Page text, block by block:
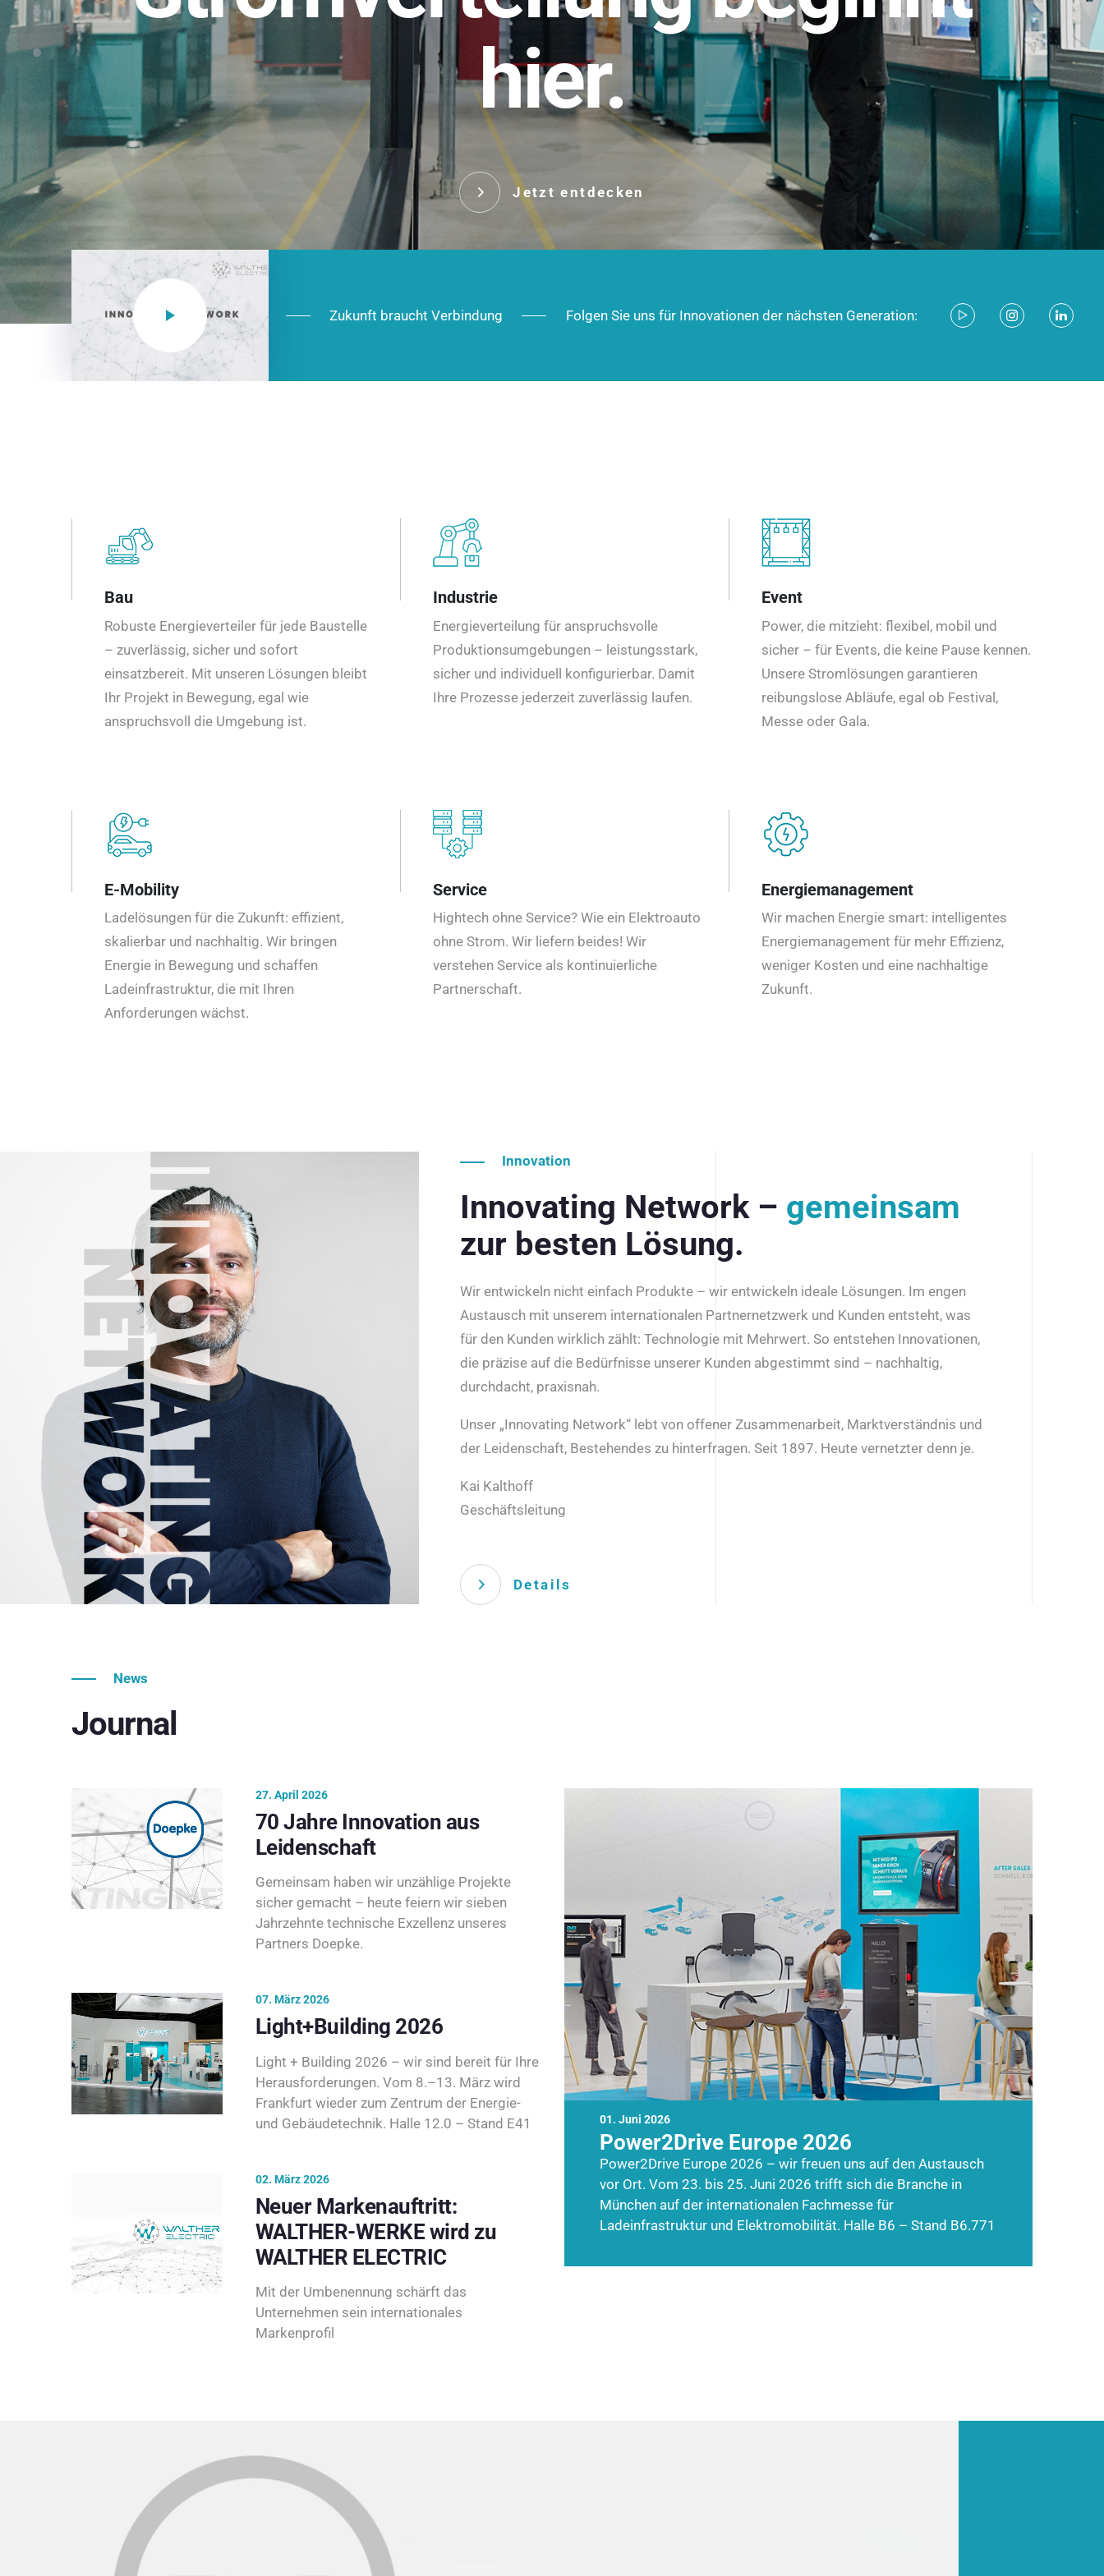
hier.
Jetzt entdecken
NEO CEE: Energieverteilung mit System. Robust im Alltag,
effizient in der Installation, zukunftsfähig im Ausbau.
Das innovative Stecksystem für industrielle Anwendungen –
robust, IP-geschützt und zukunftsfähig.
Jetzt entdecken
Zukunft braucht Verbindung Folgen Sie uns für Innovationen der nächsten Generation:
Bau
Robuste Energieverteiler für jede Baustelle
– zuverlässig, sicher und sofort
einsatzbereit. Mit unseren Lösungen bleibt
Ihr Projekt in Bewegung, egal wie
anspruchsvoll die Umgebung ist.
Industrie
Energieverteilung für anspruchsvolle
Produktionsumgebungen – leistungsstark,
sicher und individuell konfigurierbar. Damit
Ihre Prozesse jederzeit zuverlässig laufen.
Event
Power, die mitzieht: flexibel, mobil und
sicher – für Events, die keine Pause kennen.
Unsere Stromlösungen garantieren
reibungslose Abläufe, egal ob Festival,
Messe oder Gala.
E-Mobility
Ladelösungen für die Zukunft: effizient,
skalierbar und nachhaltig. Wir bringen
Energie in Bewegung und schaffen
Ladeinfrastruktur, die mit Ihren
Anforderungen wächst.
Service
Hightech ohne Service? Wie ein Elektroauto
ohne Strom. Wir liefern beides! Wir
verstehen Service als kontinuierliche
Partnerschaft.
Energiemanagement
Wir machen Energie smart: intelligentes
Energiemanagement für mehr Effizienz,
weniger Kosten und eine nachhaltige
Zukunft.
Innovation
Innovating Network – gemeinsam
zur besten Lösung.
Wir entwickeln nicht einfach Produkte – wir entwickeln ideale Lösungen. Im engen
Austausch mit unserem internationalen Partnernetzwerk und Kunden entsteht, was
für den Kunden wirklich zählt: Technologie mit Mehrwert. So entstehen Innovationen,
die präzise auf die Bedürfnisse unserer Kunden abgestimmt sind – nachhaltig,
durchdacht, praxisnah.
Unser „Innovating Network“ lebt von offener Zusammenarbeit, Marktverständnis und
der Leidenschaft, Bestehendes zu hinterfragen. Seit 1897. Heute vernetzter denn je.
Kai Kalthoff
Geschäftsleitung
Details
News
Journal
01. Juni 2026
Power2Drive Europe 2026
Power2Drive Europe 2026 – wir freuen uns auf den Austausch
vor Ort. Vom 23. bis 25. Juni 2026 trifft sich die Branche in
München auf der internationalen Fachmesse für
Ladeinfrastruktur und Elektromobilität. Halle B6 – Stand B6.771
27. April 2026
70 Jahre Innovation aus
Leidenschaft
Gemeinsam haben wir unzählige Projekte
sicher gemacht – heute feiern wir sieben
Jahrzehnte technische Exzellenz unseres
Partners Doepke.
07. März 2026
Light+Building 2026
Light + Building 2026 – wir sind bereit für Ihre
Herausforderungen. Vom 8.–13. März wird
Frankfurt wieder zum Zentrum der Energie-
und Gebäudetechnik. Halle 12.0 – Stand E41
02. März 2026
Neuer Markenauftritt:
WALTHER-WERKE wird zu
WALTHER ELECTRIC
Mit der Umbenennung schärft das
Unternehmen sein internationales
Markenprofil